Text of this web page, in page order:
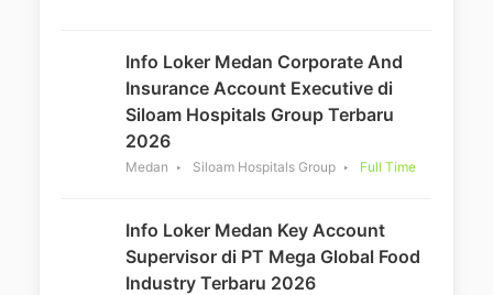
Info Loker Medan Corporate And
Insurance Account Executive di
Siloam Hospitals Group Terbaru
2026
Medan Siloam Hospitals Group Full Time
Info Loker Medan Key Account
Supervisor di PT Mega Global Food
Industry Terbaru 2026